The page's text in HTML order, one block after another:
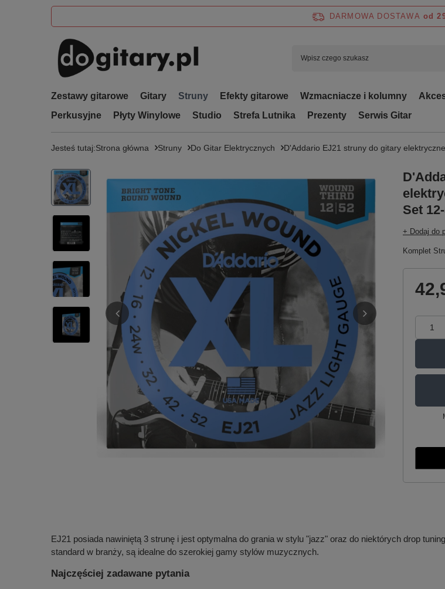
DARMOWA DOSTAWA od
Zestawy gitarowe Gitary Struny Efekty gitarowe Wzmacniacze i kolumny
Perkusyjne
Płyty Winylowe Studio Strefa Lutnika Prezenty Serwis Gitar
Jesteś tutaj:Strona główna Struny Do Gitar Elektrycznych D'Addario EJ21 struny do gitary
Set
+ Dodaj do
Komplet
EJ21 posiada nawiniętą 3 strunę i jest optymalna do grania w stylu "jazz" oraz do niektórych drop
standard w branży, są idealne do szerokiej gamy stylów muzycznych.
Najczęściej zadawane pytania